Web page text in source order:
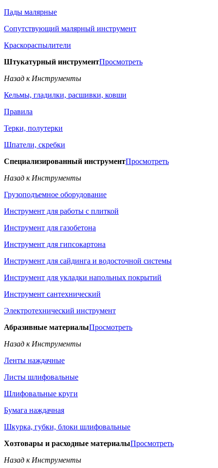
Пады малярные
Сопутствующий малярный инструмент
Краскораспылители
Штукатурный инструментПросмотреть
Назад к Инструменты
Кельмы, гладилки, расшивки, ковши
Правила
Терки, полутерки
Шпатели, скребки
Специализированный инструментПросмотреть
Назад к Инструменты
Грузоподъемное оборудование
Инструмент для работы с плиткой
Инструмент для газобетона
Инструмент для гипсокартона
Инструмент для сайдинга и водосточной системы
Инструмент для укладки напольных покрытий
Инструмент сантехнический
Электротехнический инструмент
Абразивные материалыПросмотреть
Назад к Инструменты
Ленты наждачные
Листы шлифовальные
Шлифовальные круги
Бумага наждачная
Шкурка, губки, блоки шлифовальные
Хозтовары и расходные материалыПросмотреть
Назад к Инструменты